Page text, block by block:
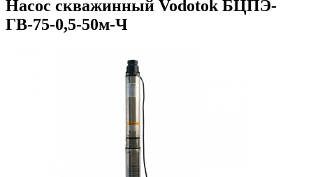
Насос скважинный Vodotok БЦПЭ-
ГВ-75-0,5-50м-Ч